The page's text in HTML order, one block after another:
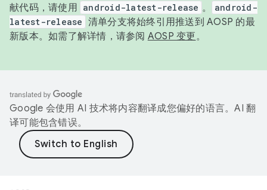
献代码，请使用 android-latest-release 。
android-
latest-release 清单分支将始终引用推送到 AOSP 的最
新版本。如需了解详情，请参阅 AOSP 变更。
Google 会使用 AI 技术将内容翻译成您偏好的语言。AI 翻
译可能包含错误。